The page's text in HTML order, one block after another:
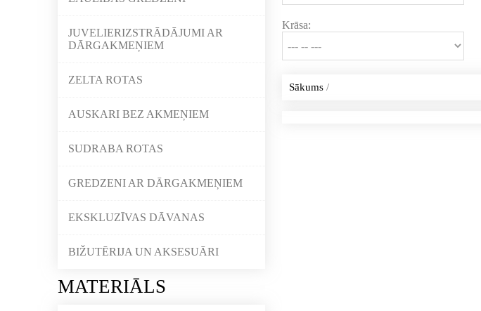
JUVELIERIZSTRĀDĀJUMI AR
DĀRGAKMEŅIEM
ZELTA ROTAS
AUSKARI BEZ AKMEŅIEM
SUDRABA ROTAS
GREDZENI AR DĀRGAKMEŅIEM
EKSKLUZĪVAS DĀVANAS
BIŽUTĒRIJA UN AKSESUĀRI
MATERIĀLS
Krāsa:
Sākums/